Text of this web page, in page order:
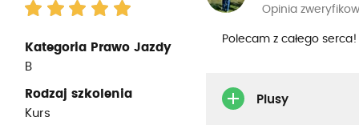
Kategoria Prawo Jazdy
B
Rodzaj szkolenia
Kurs
Opinia
Polecam z całego serca!
Plusy